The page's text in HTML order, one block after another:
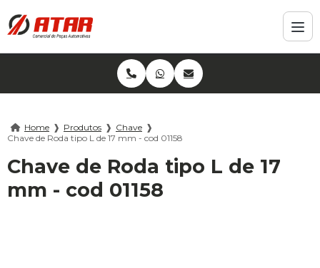
Home ❱ Produtos ❱ Chave ❱
Chave de Roda tipo L de 17 mm - cod 01158
Chave de Roda tipo L de 17
mm - cod 01158